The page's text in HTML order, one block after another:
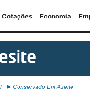
Conservado Em Azeite